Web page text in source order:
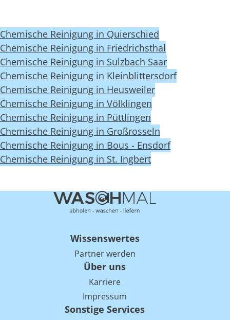
Chemische Reinigung in Quierschied
Chemische Reinigung in Friedrichsthal
Chemische Reinigung in Sulzbach Saar
Chemische Reinigung in Kleinblittersdorf
Chemische Reinigung in Heusweiler
Chemische Reinigung in Völklingen
Chemische Reinigung in Püttlingen
Chemische Reinigung in Großrosseln
Chemische Reinigung in Bous - Ensdorf
Chemische Reinigung in St. Ingbert
Wissenswertes
Partner werden
Über uns
Karriere
Impressum
Sonstige Services